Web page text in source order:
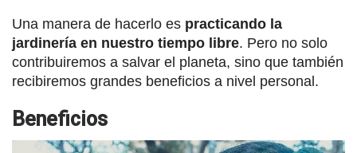
Una manera de hacerlo es practicando la
jardinería en nuestro tiempo libre. Pero no solo
contribuiremos a salvar el planeta, sino que también
recibiremos grandes beneficios a nivel personal.
Beneficios